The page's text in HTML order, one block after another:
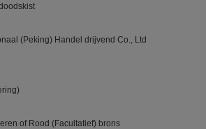
(Peking) Handel drijvend Co., Ltd
of Rood (Facultatief) brons